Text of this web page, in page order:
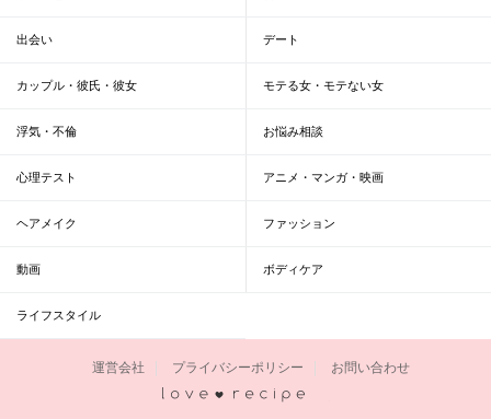
出会い デート
カップル・彼氏・彼女 モテる女・モテない女
浮気・不倫 お悩み相談
心理テスト アニメ・マンガ・映画
ヘアメイク ファッション
動画 ボディケア
ライフスタイル
運営会社 プライバシーポリシー お問い合わせ